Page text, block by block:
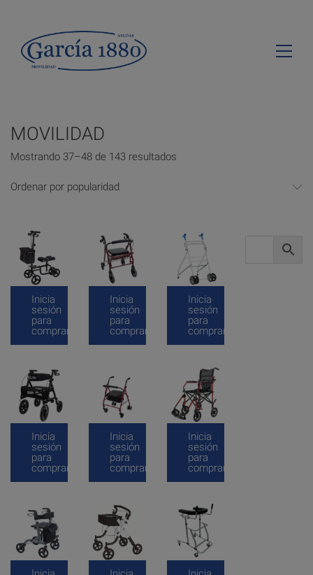
MOVILIDAD
Mostrando 37–48 de 143 resultados
Ordenar por popularidad
Inicia
sesión
para
comprar
Inicia
sesión
para
comprar
Inicia
sesión
para
comprar
Inicia
sesión
para
comprar
Inicia
sesión
para
comprar
Inicia
sesión
para
comprar